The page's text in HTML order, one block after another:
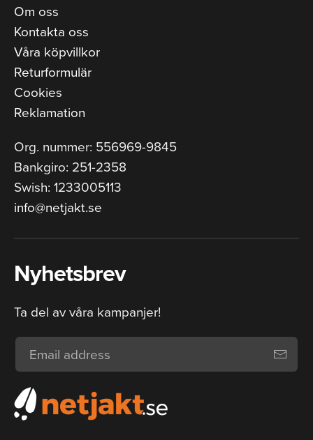
Om oss
Kontakta oss
Våra köpvillkor
Returformulär
Cookies
Reklamation
Org. nummer: 556969-9845
Bankgiro: 251-2358
Swish: 1233005113
info@netjakt.se
Nyhetsbrev
Ta del av våra kampanjer!